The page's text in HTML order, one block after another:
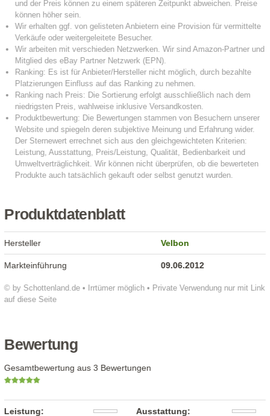
Produktdatenblatt
© by Schottenland.de • Irrtümer möglich • Private Verwendung nur mit Link
auf diese Seite
Hersteller Velbon
Markteinführung 09.06.2012
Bewertung
Gesamtbewertung aus 3 Bewertungen
Leistung: Ausstattung: